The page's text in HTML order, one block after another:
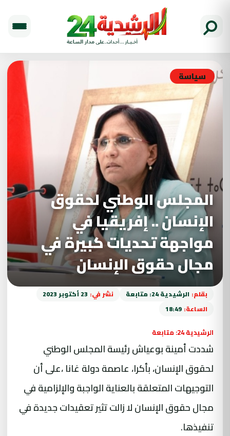
سياسة
المجلس الوطني لحقوق
الإنسان .. إفريقيا في
مواجهة تحديات كبيرة في
مجال حقوق الإنسان
بقلم: الرشيدية 24: متابعة نشر في: 23 أكتوبر 2023
الساعة: 18:49
الرشيدية 24: متابعة
شددت أمينة بوعياش رئيسة المجلس الوطني
لحقوق الإنسان، بأكرا، عاصمة دولة غانا ،على أن
التوجيهات المتعلقة بالعناية الواجبة والإلزامية في
مجال حقوق الإنسان لا زالت تثير تعقيدات جديدة في
تنفيذها.